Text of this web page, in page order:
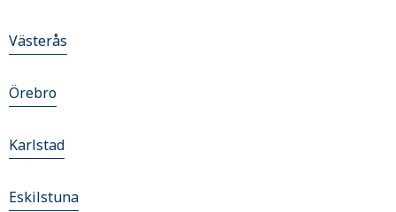
Västerås
Örebro
Karlstad
Eskilstuna